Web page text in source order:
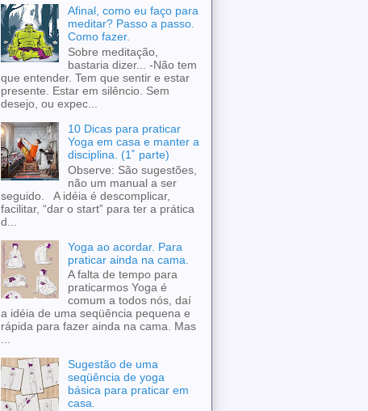
Afinal, como eu faço para
meditar? Passo a passo.
Como fazer.
Sobre meditação,
bastaria dizer... -Não tem
que entender. Tem que sentir e estar
presente. Estar em silêncio. Sem
desejo, ou expec...
10 Dicas para praticar
Yoga em casa e manter a
disciplina. (1˚ parte)
Observe: São sugestões,
não um manual a ser
seguido. A idéia é descomplicar,
facilitar, “dar o start” para ter a prática
d...
Yoga ao acordar. Para
praticar ainda na cama.
A falta de tempo para
praticarmos Yoga é
comum a todos nós, daí
a idéia de uma seqüência pequena e
rápida para fazer ainda na cama. Mas
...
Sugestão de uma
seqüência de yoga
básica para praticar em
casa.